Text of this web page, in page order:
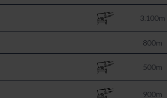
3.100m
800m
500m
900m